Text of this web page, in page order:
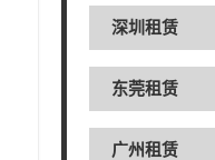
深圳租赁
东莞租赁
广州租赁